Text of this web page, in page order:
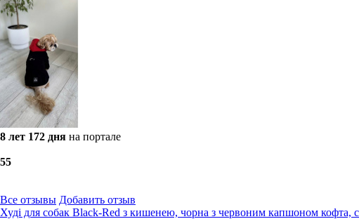
8 лет 172 дня на портале
55
Все отзывы Добавить отзыв
Худі для собак Black-Red з кишенею, чорна з червоним капшоном кофта,